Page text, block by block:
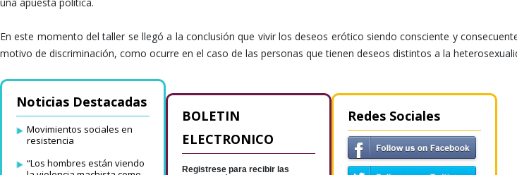
En este momento del taller se llegó a la conclusión que vivir los deseos erótico siendo consciente y
motivo de discriminación, como ocurre en el caso de las personas que tienen deseos distintos a la
Noticias Destacadas
Movimientos sociales en
resistencia
“Los hombres están viendo
BOLETIN
ELECTRONICO
Registrese para recibir las
Redes Sociales